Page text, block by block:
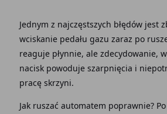
Jednym z najczęstszych błędów jest
wciskanie pedału gazu zaraz po
reaguje płynnie, ale zdecydowanie,
nacisk powoduje szarpnięcia i
pracę skrzyni.
Jak ruszać automatem poprawnie?